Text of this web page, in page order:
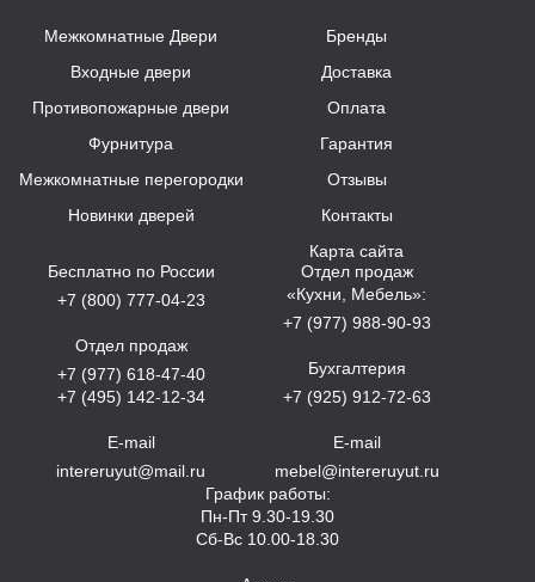
Межкомнатные Двери
Входные двери
Противопожарные двери
Фурнитура
Межкомнатные перегородки
Новинки дверей
Бренды
Доставка
Оплата
Гарантия
Отзывы
Контакты
Карта сайта
Бесплатно по России
+7 (800) 777-04-23
Отдел продаж
+7 (977) 618-47-40
+7 (495) 142-12-34
E-mail
intereruyut@mail.ru
Отдел продаж
«Кухни, Мебель»:
+7 (977) 988-90-93
Бухгалтерия
+7 (925) 912-72-63
E-mail
mebel@intereruyut.ru
График работы:
Пн-Пт 9.30-19.30
Сб-Вс 10.00-18.30